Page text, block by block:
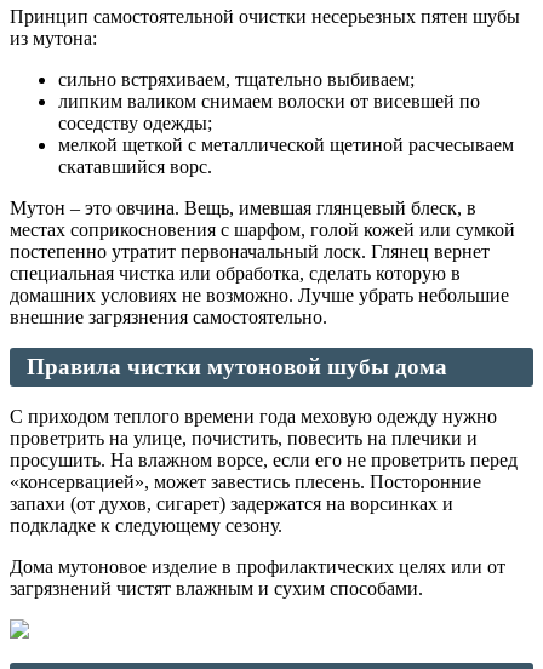
Принцип самостоятельной очистки несерьезных пятен шубы
из мутона:
сильно встряхиваем, тщательно выбиваем;
липким валиком снимаем волоски от висевшей по
соседству одежды;
мелкой щеткой с металлической щетиной расчесываем
скатавшийся ворс.
Мутон – это овчина. Вещь, имевшая глянцевый блеск, в
местах соприкосновения с шарфом, голой кожей или сумкой
постепенно утратит первоначальный лоск. Глянец вернет
специальная чистка или обработка, сделать которую в
домашних условиях не возможно. Лучше убрать небольшие
внешние загрязнения самостоятельно.
Правила чистки мутоновой шубы дома
С приходом теплого времени года меховую одежду нужно
проветрить на улице, почистить, повесить на плечики и
просушить. На влажном ворсе, если его не проветрить перед
«консервацией», может завестись плесень. Посторонние
запахи (от духов, сигарет) задержатся на ворсинках и
подкладке к следующему сезону.
Дома мутоновое изделие в профилактических целях или от
загрязнений чистят влажным и сухим способами.